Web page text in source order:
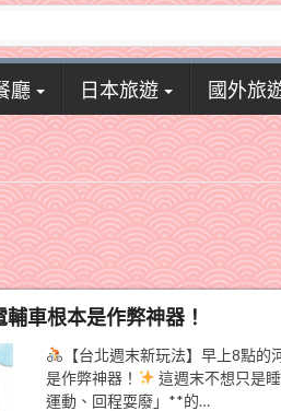
廳 日本旅遊 國外旅
輔車根本是作弊神器！
【台北週末新玩法】早上8點
是作弊神器！
這週末不想只是
運動、回程耍廢」**的…